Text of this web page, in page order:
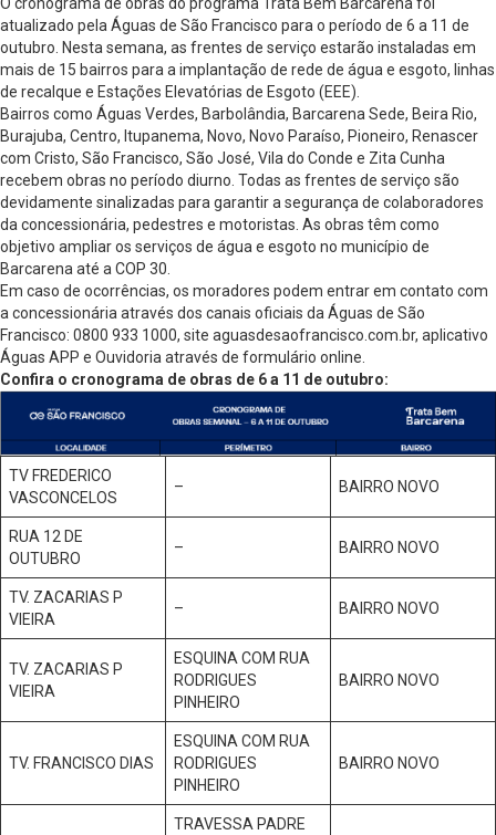
atualizado pela Águas de São Francisco para o período de 6 a 11 de
outubro. Nesta semana, as frentes de serviço estarão instaladas em
mais de 15 bairros para a implantação de rede de água e esgoto, linhas
de recalque e Estações Elevatórias de Esgoto (EEE).
Bairros como Águas Verdes, Barbolândia, Barcarena Sede, Beira Rio,
Burajuba, Centro, Itupanema, Novo, Novo Paraíso, Pioneiro, Renascer
com Cristo, São Francisco, São José, Vila do Conde e Zita Cunha
recebem obras no período diurno. Todas as frentes de serviço são
devidamente sinalizadas para garantir a segurança de colaboradores
da concessionária, pedestres e motoristas. As obras têm como
objetivo ampliar os serviços de água e esgoto no município de
Barcarena até a COP 30.
Em caso de ocorrências, os moradores podem entrar em contato com
a concessionária através dos canais oficiais da Águas de São
Francisco: 0800 933 1000, site aguasdesaofrancisco.com.br, aplicativo
Águas APP e Ouvidoria através de formulário online.
Confira o cronograma de obras de 6 a 11 de outubro:
TV FREDERICO
VASCONCELOS
– BAIRRO NOVO
RUA 12 DE
OUTUBRO
– BAIRRO NOVO
TV. ZACARIAS P
VIEIRA
– BAIRRO NOVO
TV. ZACARIAS P
VIEIRA
ESQUINA COM RUA
RODRIGUES
PINHEIRO
BAIRRO NOVO
TV. FRANCISCO DIAS
ESQUINA COM RUA
RODRIGUES
PINHEIRO
BAIRRO NOVO
TRAVESSA PADRE